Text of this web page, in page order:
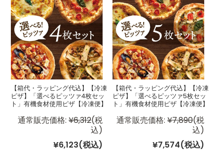
【箱代・ラッピング代込】【冷凍
ピザ】「選べるピッツァ4枚セッ
ト」有機食材使用ピザ【冷凍便】
通常販売価格: ¥6,312(税
込)
¥6,123(税込)
【箱代・ラッピング代込】【冷凍
ピザ】「選べるピッツァ5枚セッ
ト」有機食材使用ピザ【冷凍便】
通常販売価格: ¥7,890(税
込)
¥7,574(税込)